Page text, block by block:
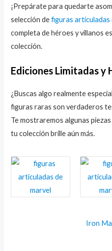
¡Prepárate para quedarte
selección defiguras articuladas
completa de héroes y villanos
colección.
Ediciones Limitadas y
¿Buscas algo realmente
figuras raras son verdaderos
Te mostraremos algunas
tu colección brille aún más.
Iron